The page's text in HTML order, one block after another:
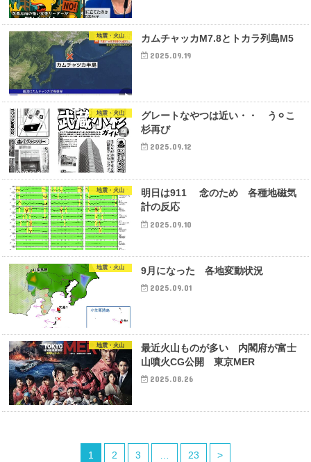
地震・火山 カムチャッカM7.8とトカラ列島M5
2025.09.19
地震・火山
グレートなやつは近い・・ う⚪︎こ
杉再び
2025.09.12
地震・火山
明日は911 念のため 各種地磁気
計の反応
2025.09.10
地震・火山 9月になった 各地変動状況
2025.09.01
地震・火山
最近火山ものが多い 内閣府が富士
山噴火CG公開 東京MER
2025.08.26
1 2 3 … 23 >